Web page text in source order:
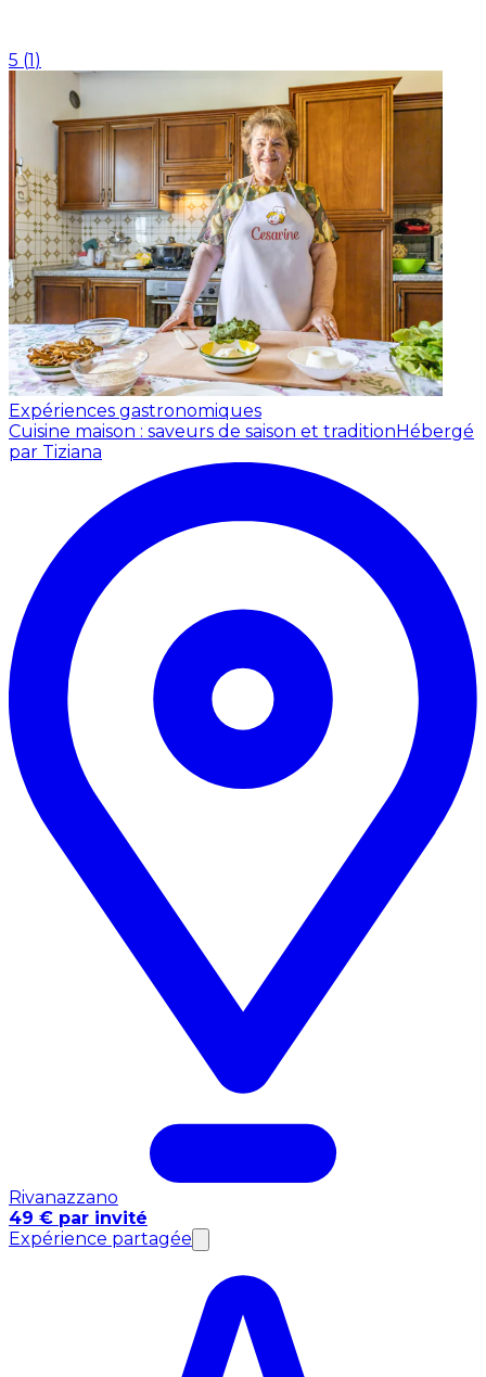
5 (1)
Expériences gastronomiques
Cuisine maison : saveurs de saison et traditionHébergé
par Tiziana
Rivanazzano
49 € par invité
Expérience partagée